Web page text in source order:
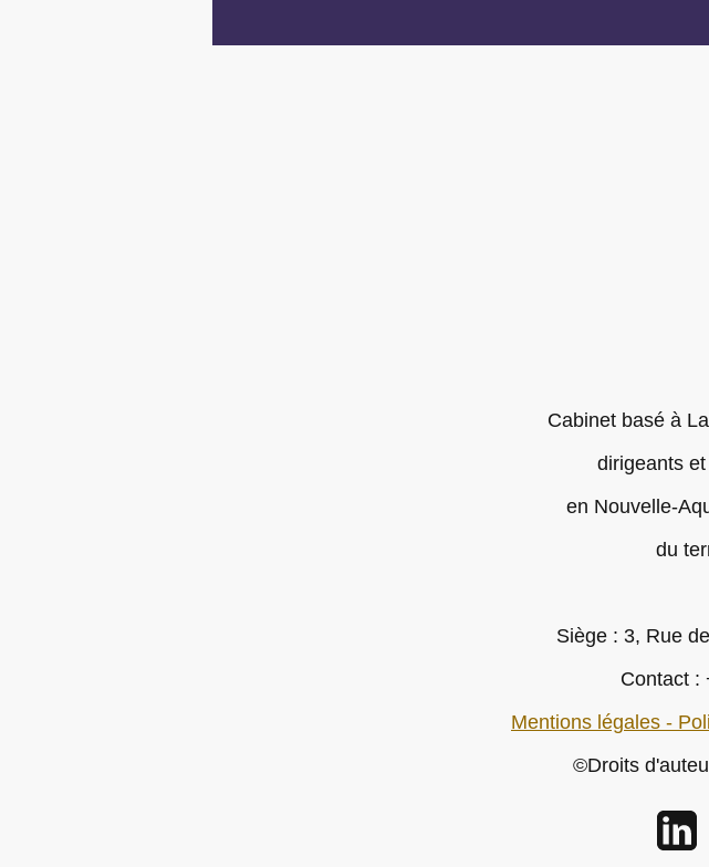
Cabinet basé à
dirigeants
en Nouvelle-
du
Siège : 3, Rue
Contact :
Mentions légales -
©Droits